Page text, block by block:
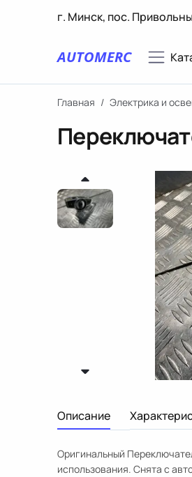
г. Минск, пос.
AUTOMERC
Главная / Электрика и
Описание
Оригинальный
использования. Снята с